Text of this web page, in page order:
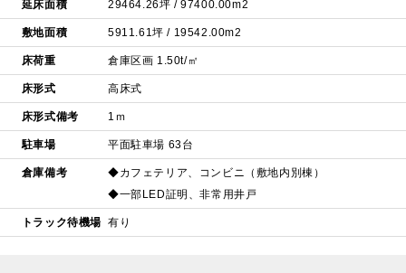
延床面積 29464.26坪 / 97400.00m2
敷地面積 5911.61坪 / 19542.00m2
床荷重 倉庫区画 1.50t/㎡
床形式 高床式
床形式備考 1ｍ
駐車場 平面駐車場 63台
倉庫備考
◆カフェテリア、コンビニ（敷地内別棟）
◆一部LED証明、非常用井戸
トラック待機場 有り